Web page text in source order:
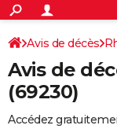
ACTUALITÉS
Politique
Société
Faits Divers
Education
Monde
Villes
+
SPORT
Coupe du monde
Football
Tennis
Cyclisme
Rugby
Forum
FINANCE
Avis de décès
Avis de
(69230)
Accédez